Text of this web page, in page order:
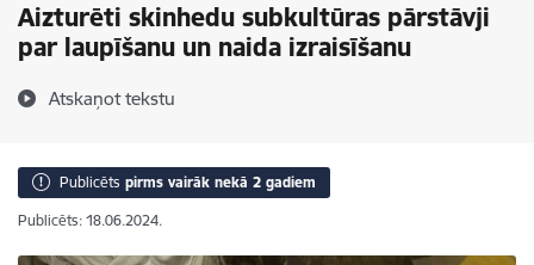
Aizturēti skinhedu subkultūras pārstāvji
par laupīšanu un naida izraisīšanu
Atskaņot tekstu
Publicēts pirms vairāk nekā 2 gadiem
Publicēts: 18.06.2024.